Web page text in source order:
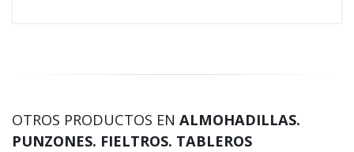
OTROS PRODUCTOS EN ALMOHADILLAS.
PUNZONES. FIELTROS. TABLEROS